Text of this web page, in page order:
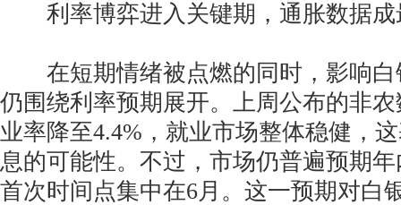
利率博弈进入关键期，通胀数据成
在短期情绪被点燃的同时，影响白
仍围绕利率预期展开。上周公布的非
业率降至4.4%，就业市场整体稳健，
息的可能性。不过，市场仍普遍预期
首次时间点集中在6月。这一预期对白